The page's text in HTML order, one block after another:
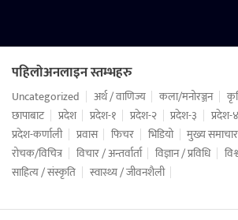
पहिलोअनलाइन स्तम्भहरु
Uncategorized अर्थ / वाणिज्य कला/मनोरञ्जन
छापाबाट
प्रदेश प्रदेश-१ प्रदेश-२ प्रदेश-३ प्रदेश-४
प्रदेश-कर्णाली
प्रवास फिचर भिडियो मुख्य समाचार
रोचक/विचित्र
विचार / अन्तर्वार्ता विज्ञान / प्रविधि
साहित्य / संस्कृति
स्वास्थ्य / जीवनशैली